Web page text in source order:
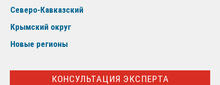
Северо-Кавказский
Крымский округ
Новые регионы
КОНСУЛЬТАЦИЯ ЭКСПЕРТА